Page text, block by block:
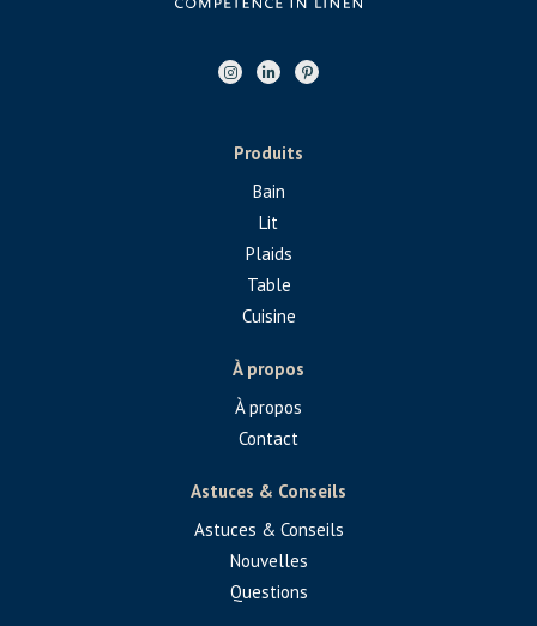
Produits
Bain
Lit
Plaids
Table
Cuisine
À propos
À propos
Contact
Astuces & Conseils
Astuces & Conseils
Nouvelles
Questions